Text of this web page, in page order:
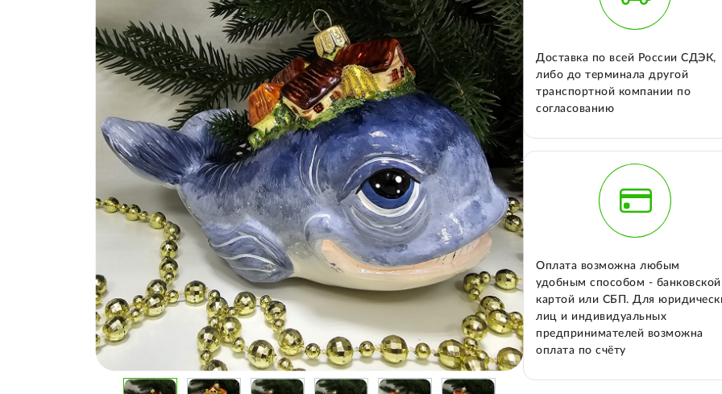
Доставка по всей России СДЭК,
либо до терминала другой
транспортной компании по
согласованию
Оплата возможна любым
удобным способом - банковской
картой или СБП. Для
лиц и индивидуальных
предпринимателей возможна
оплата по счёту